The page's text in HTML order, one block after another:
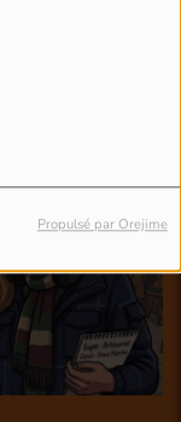
Propulsé par Orejime